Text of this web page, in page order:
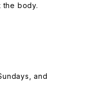
the body.
and